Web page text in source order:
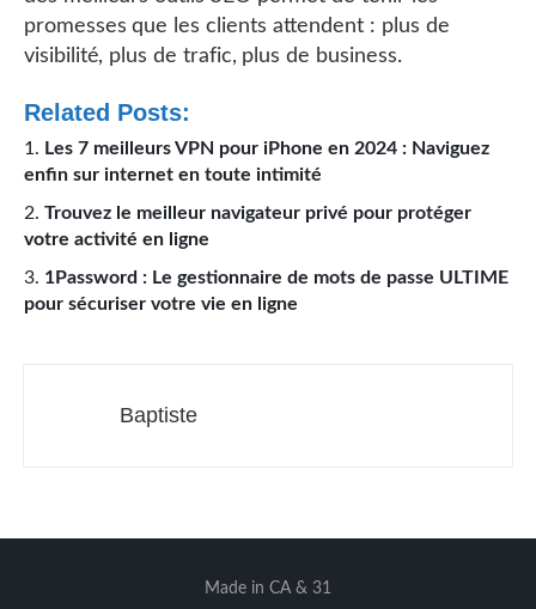
promesses que les clients attendent : plus de
visibilité, plus de trafic, plus de business.
Related Posts:
Les 7 meilleurs VPN pour iPhone en 2024 : Naviguez
enfin sur internet en toute intimité
Trouvez le meilleur navigateur privé pour protéger
votre activité en ligne
1Password : Le gestionnaire de mots de passe ULTIME
pour sécuriser votre vie en ligne
Baptiste
Made in CA & 31